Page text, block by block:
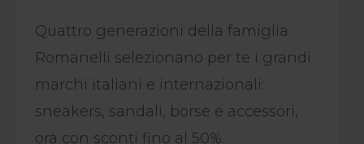
Quattro generazioni della famiglia
Romanelli selezionano per te i grandi
marchi italiani e internazionali:
sneakers, sandali, borse e accessori,
ora con sconti fino al 50%.